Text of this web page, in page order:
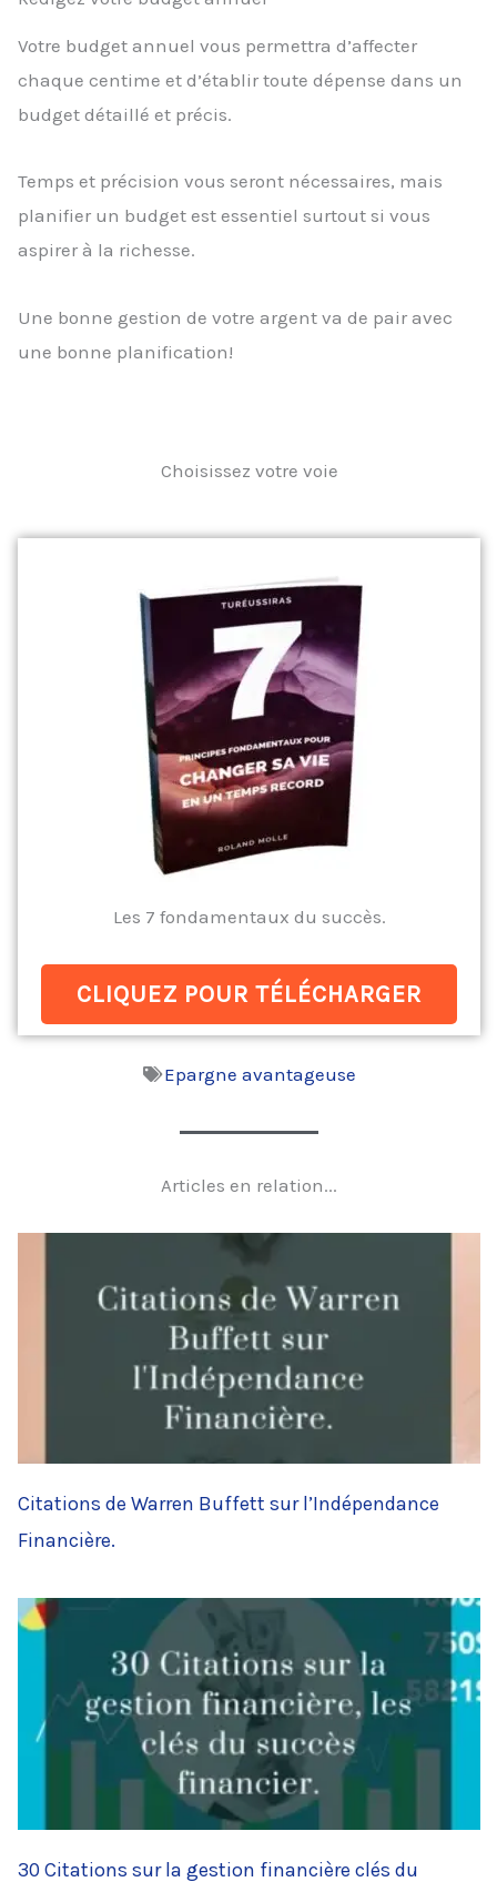
Votre budget annuel vous permettra d’affecter
chaque centime et d’établir toute dépense dans un
budget détaillé et précis.
Temps et précision vous seront nécessaires, mais
planifier un budget est essentiel surtout si vous
aspirer à la richesse.
Une bonne gestion de votre argent va de pair avec
une bonne planification!
Choisissez votre voie
Les 7 fondamentaux du succès.
CLIQUEZ POUR TÉLÉCHARGER
Epargne avantageuse
Articles en relation...
Citations de Warren Buffett sur l’Indépendance
Financière.
30 Citations sur la gestion financière clés du